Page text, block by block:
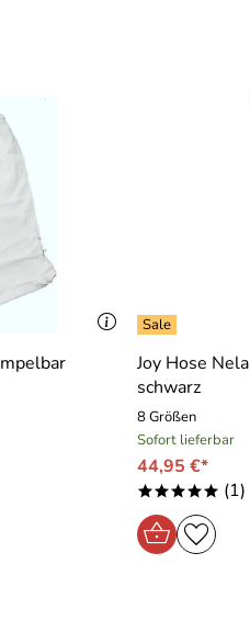
Joy Hose
schwarz
8 Größen
Sofort lieferbar
44,95 €*
***** (1)